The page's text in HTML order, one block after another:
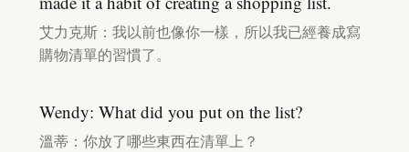
艾力克斯：我以前也像你一樣，所以我已經養成寫
購物清單的習慣了。
Wendy: What did you put on the list?
溫蒂：你放了哪些東西在清單上？